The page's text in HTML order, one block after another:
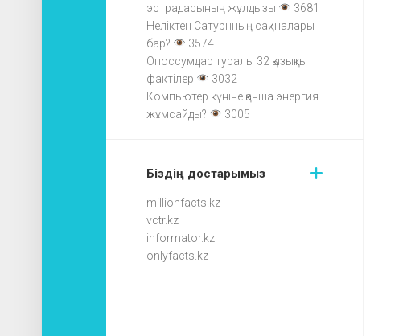
эстрадасының жұлдызы
3681
Неліктен Сатурнның сақиналары
бар?
3574
Опоссумдар туралы 32 қызықты
фактілер
3032
Компьютер күніне қанша энергия
жұмсайды?
3005
Біздің достарымыз
millionfacts.kz
vctr.kz
informator.kz
onlyfacts.kz